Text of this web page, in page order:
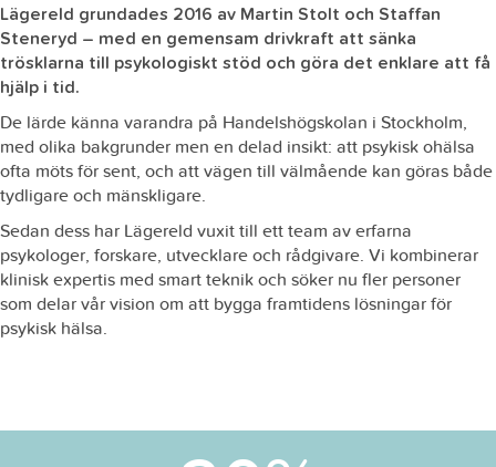
Lägereld grundades 2016 av Martin Stolt och Staffan
Steneryd – med en gemensam drivkraft att sänka
trösklarna till psykologiskt stöd och göra det enklare att få
hjälp i tid.
De lärde känna varandra på Handelshögskolan i Stockholm,
med olika bakgrunder men en delad insikt: att psykisk ohälsa
ofta möts för sent, och att vägen till välmående kan göras både
tydligare och mänskligare.
Sedan dess har Lägereld vuxit till ett team av erfarna
psykologer, forskare, utvecklare och rådgivare. Vi kombinerar
klinisk expertis med smart teknik och söker nu fler personer
som delar vår vision om att bygga framtidens lösningar för
psykisk hälsa.